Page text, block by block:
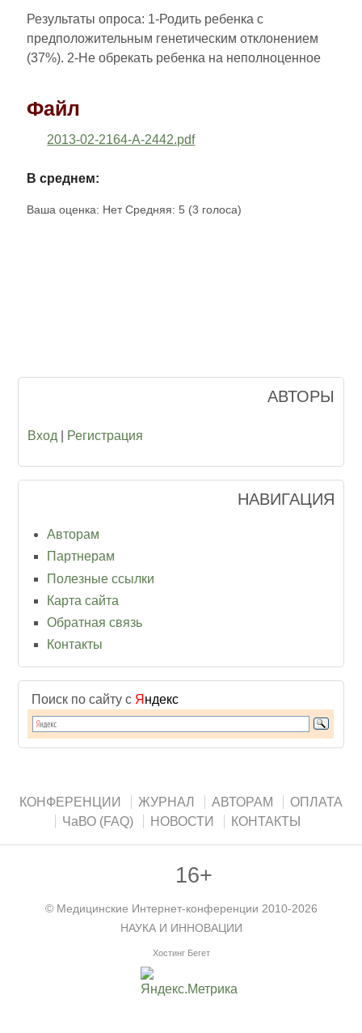
Результаты опроса: 1-Родить ребенка с
предположительным генетическим отклонением
(37%). 2-Не обрекать ребенка на неполноценное
Файл
2013-02-2164-A-2442.pdf
В среднем:
Ваша оценка: Нет Средняя:5 (3 голоса)
АВТОРЫ
Вход Регистрация
НАВИГАЦИЯ
Авторам
Партнерам
Полезные ссылки
Карта сайта
Обратная связь
Контакты
Поиск по сайту с Я ндекс
КОНФЕРЕНЦИИ ЖУРНАЛ АВТОРАМ
ОПЛАТА
ЧаВО (FAQ)
НОВОСТИ КОНТАКТЫ
16+
© Медицинские Интернет-конференции 2010-2026
НАУКА И ИННОВАЦИИ
Хостинг Бегет